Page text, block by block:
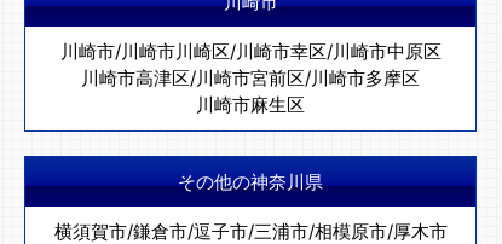
川崎市/川崎市川崎区/川崎市幸区/川崎市中原区
川崎市高津区/川崎市宮前区/川崎市多摩区
川崎市麻生区
その他の神奈川県
横須賀市/鎌倉市/逗子市/三浦市/相模原市/厚木市